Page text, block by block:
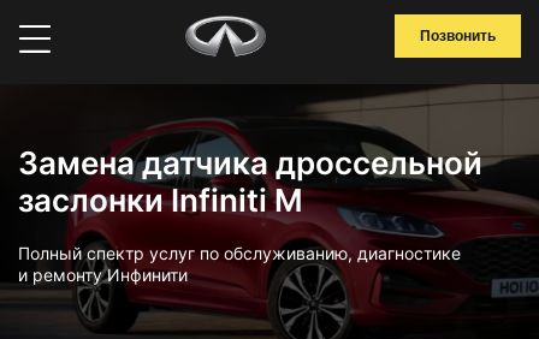
Позвонить
Замена датчика дроссельной
заслонки Infiniti M
Полный спектр услуг по обслуживанию, диагностике
и ремонту Инфинити